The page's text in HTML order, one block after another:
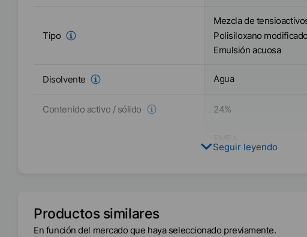
Tipo
Mezcla de
Polisiloxano
Emulsión acuosa
Disolvente Agua
Contenido activo / sólido 24%
América
Sin aceite mineral
Seguir leyendo
Productos similares
En función del mercado que haya seleccionado previamente.